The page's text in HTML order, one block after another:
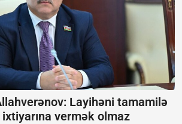
Layihəni tamamilə
vermək olmaz